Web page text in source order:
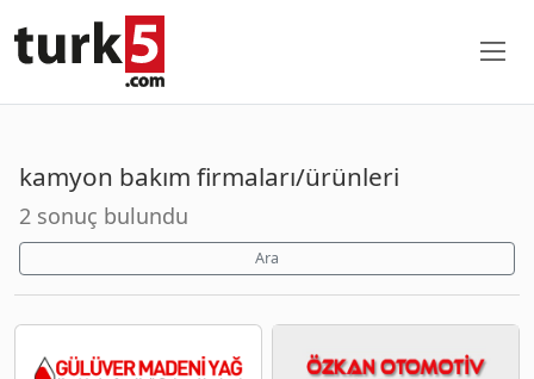
kamyon bakım firmaları/ürünleri
2 sonuç bulundu
Ara